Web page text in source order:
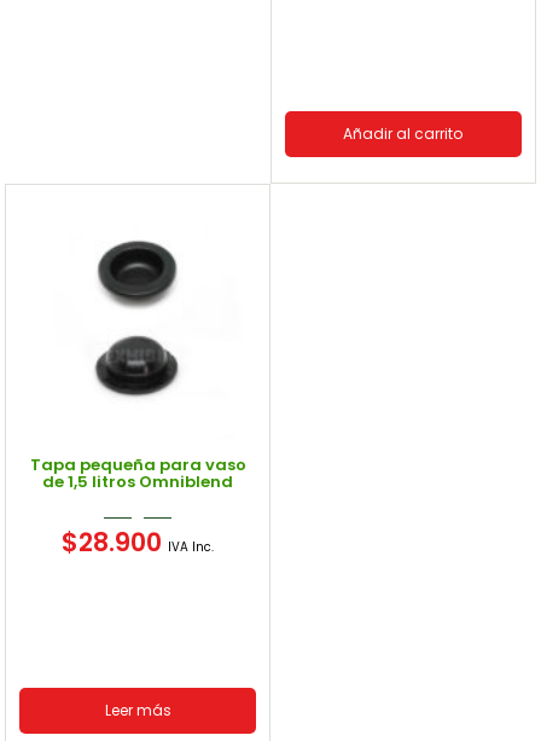
Añadir al carrito
Tapa pequeña para vaso
de 1,5 litros Omniblend
$28.900 IVA Inc.
Leer más